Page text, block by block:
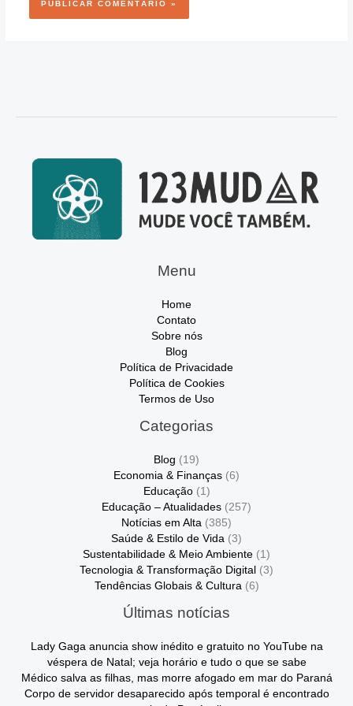
Menu
Home
Contato
Sobre nós
Blog
Política de Privacidade
Política de Cookies
Termos de Uso
Categorias
Blog (19)
Economia & Finanças (6)
Educação(1)
Educação – Atualidades (257)
Notícias em Alta (385)
Saúde & Estilo de Vida (3)
Sustentabilidade & Meio Ambiente (1)
Tecnologia & Transformação Digital (3)
Tendências Globais & Cultura (6)
Últimas notícias
Lady Gaga anuncia show inédito e gratuito no YouTube na
véspera de Natal; veja horário e tudo o que se sabe
Médico salva as filhas, mas morre afogado em mar do Paraná
Corpo de servidor desaparecido após temporal é encontrado